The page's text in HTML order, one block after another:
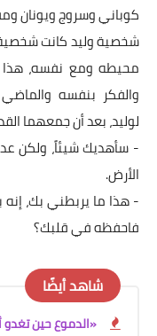
كوباني وسروج ويونان
شخصية وليد كانت
محيطه ومع نفسه، هذا
والفكر بنفسه
لوليد، بعد أن جمعهما
- سأهديك شيئاً، ولكن
الأرض.
- هذا ما يربطني بك، إنه
فاحفظه في قلبك؟
شاهد أيضًا
«الدموع حين تغدو